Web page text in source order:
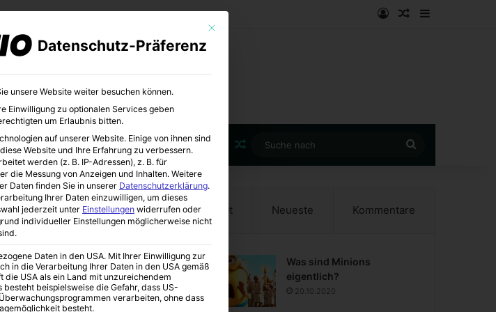
AnmeldenZufälliger
Zufälliger Artikel
nach
tiefer
Beliebt Neueste Kommentare
Was sind Minions
eigentlich?
20.10.2020
Mit diesem Button wird der Dialog geschlossen. Seine Funktionalität ist
Datenschutz-Präferenz
unsere Website weiter besuchen können.
Einwilligung zu optionalen Services geben
um Erlaubnis bitten.
auf unserer Website. Einige von ihnen sind
Website und Ihre Erfahrung zu verbessern.
werden (z. B. IP-Adressen), z. B. für
die Messung von Anzeigen und Inhalten. Weitere
Daten finden Sie in unserer Datenschutzerklärung.
Ihrer Daten einzuwilligen, um dieses
jederzeit unter Einstellungen widerrufen oder
individueller Einstellungen möglicherweise nicht
Daten in den USA. Mit Ihrer Einwilligung zur
in die Verarbeitung Ihrer Daten in den USA gemäß
die USA als ein Land mit unzureichendem
beispielsweise die Gefahr, dass US-
verarbeiten, ohne dass
besteht.